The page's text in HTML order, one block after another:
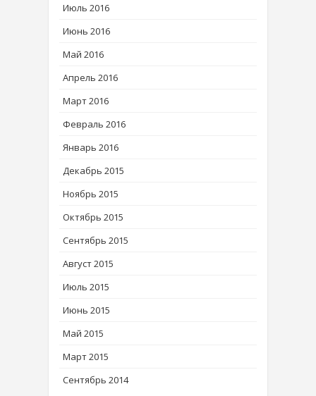
Июль 2016
Июнь 2016
Май 2016
Апрель 2016
Март 2016
Февраль 2016
Январь 2016
Декабрь 2015
Ноябрь 2015
Октябрь 2015
Сентябрь 2015
Август 2015
Июль 2015
Июнь 2015
Май 2015
Март 2015
Сентябрь 2014